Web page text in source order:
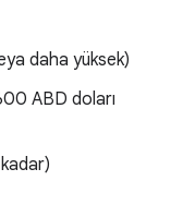
daha yüksek)
ABD doları